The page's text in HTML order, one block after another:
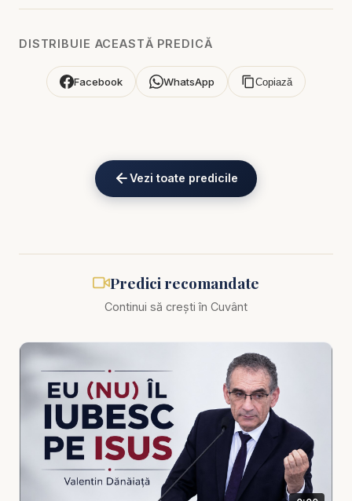
Mulțumim din inimă pentru că faci parte din
eKV82sp3xNBFw/join
Pastor Valentin Dănăiață - Mântuirea este între noi
- predici creștine
totodată cel mai profund adevăr al Evangheliei:
mântuirea nu este un concept abstract, nu este o
promisiune îndepărtată, ci o realitate vie, prezentă
chiar acum între noi. În această predică profundă
și pătrunzătoare, pastorul Valentin Dănăiață ne
invită să privim cu sinceritate la felul în care
Dumnezeu se apropie de om, la modul în care harul
DISTRIBUIE ACEASTĂ PREDICĂ
Facebook WhatsApp Copiază
Vezi toate predicile
Predici recomandate
Continui să crești în Cuvânt